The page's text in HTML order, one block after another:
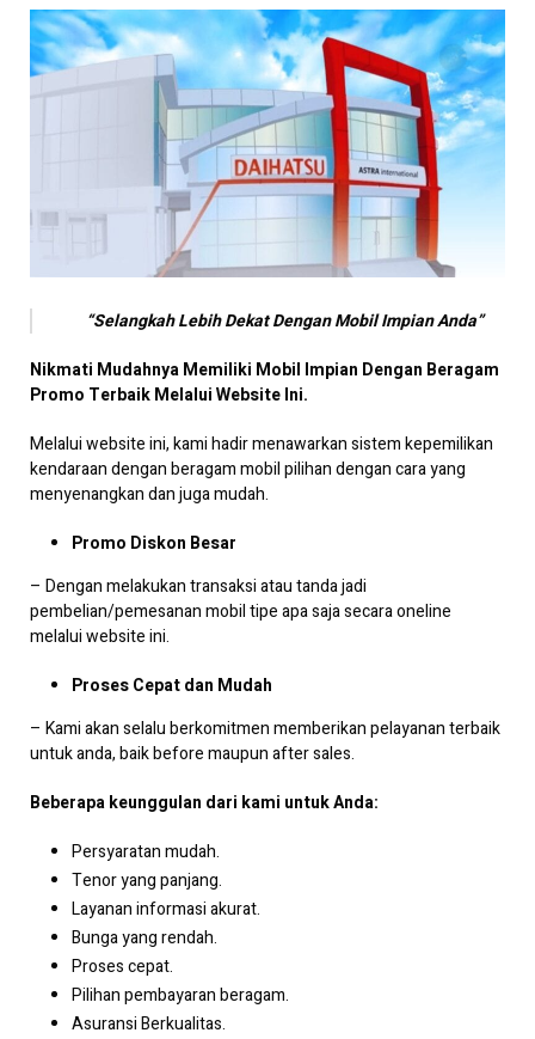
y
a
r
“Selangkah Lebih Dekat Dengan Mobil Impian Anda”
Nikmati Mudahnya Memiliki Mobil Impian Dengan Beragam
Promo Terbaik Melalui Website Ini.
Melalui website ini, kami hadir menawarkan sistem kepemilikan
kendaraan dengan beragam mobil pilihan dengan cara yang
menyenangkan dan juga mudah.
Promo Diskon Besar
– Dengan melakukan transaksi atau tanda jadi
pembelian/pemesanan mobil tipe apa saja secara oneline
melalui website ini.
Proses Cepat dan Mudah
– Kami akan selalu berkomitmen memberikan pelayanan terbaik
untuk anda, baik before maupun after sales.
Beberapa keunggulan dari kami untuk Anda:
Persyaratan mudah.
Tenor yang panjang.
Layanan informasi akurat.
Bunga yang rendah.
Proses cepat.
Pilihan pembayaran beragam.
Asuransi Berkualitas.